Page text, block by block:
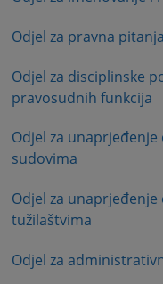
Odjel za pravna pitanja
Odjel za disciplinske
pravosudnih funkcija
Odjel za
sudovima
Odjel za
tužilaštvima
Odjel za